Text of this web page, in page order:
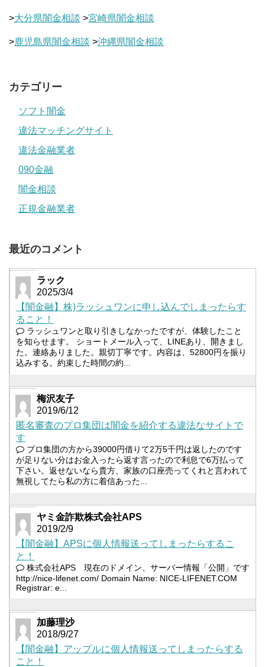
>大分県闇金相談 >宮崎県闇金相談
>鹿児島県闇金相談 >沖縄県闇金相談
カテゴリー
ソフト闇金
違法マッチングサイト
違法金融業者
090金融
闇金相談
正規金融業者
最近のコメント
ラック
2025/3/4
【闇金融】株)ラッシュワンに申し込んでしまったらす
ること！
ラッシュワンと取り引きしなかったですが、体験したこと
を知らせます。 ショートメール入って、LINEあり、開きまし
た。連絡ありました。親切丁寧です。内容は、52800円を振り
込みする。約束した時間の約...
梅沢友子
2019/6/12
匿名審査のプロ集団は闇金を紹介する違法なサイトで
す
プロ集団の方から39000円借りて2万5千円は返したのです
が足りない分はお金入ったら返す言ったので利息で6万払って
下さい。返せないなら貴方、家族の口座売ってくれと言われて
無視してたら私の方に着信あった...
ヤミ金詐欺株式会社APS
2019/2/9
【闇金融】APSに個人情報送ってしまったらするこ
と！
株式会社APS 現在のドメイン、サーバー情報「公開」です
http://nice-lifenet.com/ Domain Name: NICE-LIFENET.COM
Registrar: e...
加藤理沙
2018/9/27
【闇金融】アップルに個人情報送ってしまったらする
こと！